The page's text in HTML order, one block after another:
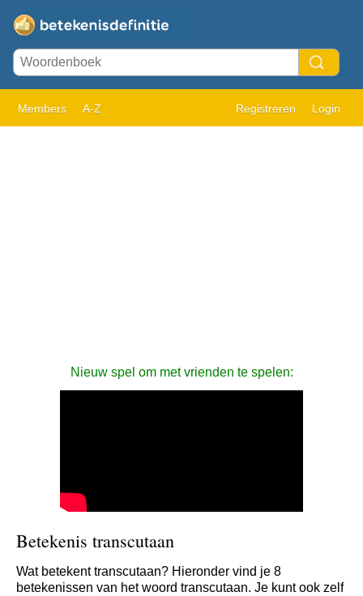
Members A-Z Registreren Login
Nieuw spel om met vrienden te spelen:
Betekenis transcutaan
Wat betekent transcutaan? Hieronder vind je 8
betekenissen van het woord transcutaan. Je kunt ook zelf